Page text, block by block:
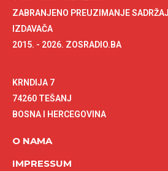
ZABRANJENO PREUZIMANJE
IZDAVAČA
2015. - 2026. ZOSRADIO.BA
KRNDIJA 7
74260 TEŠANJ
BOSNA I HERCEGOVINA
O NAMA
IMPRESSUM